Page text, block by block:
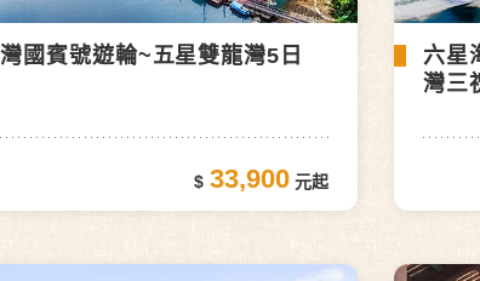
國賓號遊輪~五星雙龍灣5日
33,900
六星
灣三